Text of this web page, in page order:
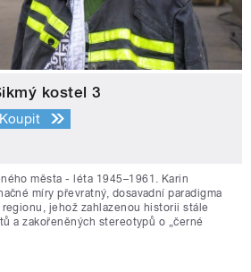
kostel 3
Koupit
města - léta 1945–1961. Karin
míry převratný, dosavadní paradigma
jehož zahlazenou historii stále
a zakořeněných stereotypů o „černé